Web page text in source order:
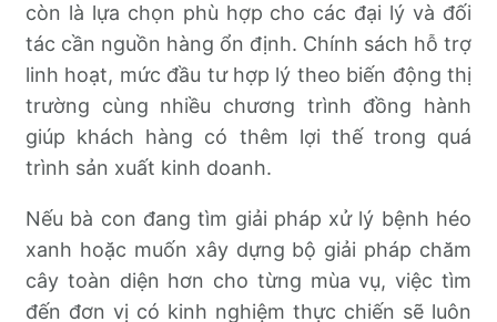
còn là lựa chọn phù hợp cho các đại lý và đối
tác cần nguồn hàng ổn định. Chính sách hỗ trợ
linh hoạt, mức đầu tư hợp lý theo biến động thị
trường cùng nhiều chương trình đồng hành
giúp khách hàng có thêm lợi thế trong quá
trình sản xuất kinh doanh.
Nếu bà con đang tìm giải pháp xử lý bệnh héo
xanh hoặc muốn xây dựng bộ giải pháp chăm
cây toàn diện hơn cho từng mùa vụ, việc tìm
đến đơn vị có kinh nghiệm thực chiến sẽ luôn